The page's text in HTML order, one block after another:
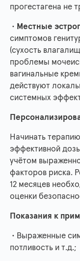
прогестагена не
• Местные
симптомов
(сухость
проблемы
вагинальные
действуют
системных
Начинать
эффективной
учётом
факторов риска.
12 месяцев
оценки
Показания к
• Выраженные
потливость и т.д.;